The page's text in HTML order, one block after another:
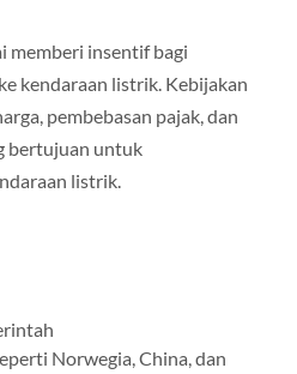
memberi insentif bagi
kendaraan listrik. Kebijakan
pembebasan pajak, dan
bertujuan untuk
listrik.
Norwegia, China, dan